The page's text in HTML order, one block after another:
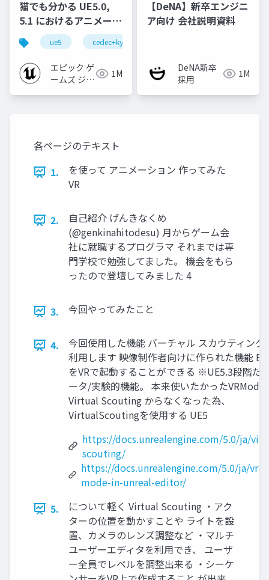
猫でも分かる UE5.0,
5.1 におけるアニメーシ
ョンの新機能について
【CEDEC+KYUSHU
2022】
ue5 cedec+kyushu
エピック ゲ
ームズ ジャ
1M
【DeNA】新卒エンジニ
ア向け 会社説明資料
DeNA新卒
採用
1M
各ページのテキスト
1.
を使って アニメーション 作ってみた
VR
2.
自己紹介 げんきなくめ
(@genkinahitodesu) 月からゲーム会
社に就職するプログラマ それまでは専
門学校で勉強してました。 機会をもら
ったので登壇してみました 4
3. 今回やってみたこと
4.
今回使用した機能 バーチャル スカウティング
利用します 映像制作者向けに作られた機能
をVRで起動することができる ※UE5.3段階だ
ータ/実験的機能。 本来使いたかったVRMode
Virtual Scouting からなくなった為、
VirtualScoutingを使用する UE5
https://docs.unrealengine.com/5.0/ja/
scouting/
https://docs.unrealengine.com/5.0/ja/vr-
mode-in-unreal-editor/
5.
について軽く Virtual Scouting ・アク
ターの位置を動かすことや ライトを設
置、カメラのレンズ調整など ・マルチ
ユーザーエディタを利用でき、 ユーザ
ー全員でレベルを調整出来る ・シーケ